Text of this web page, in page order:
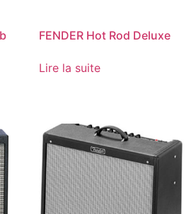
FENDER Hot Rod Deluxe
Lire la suite